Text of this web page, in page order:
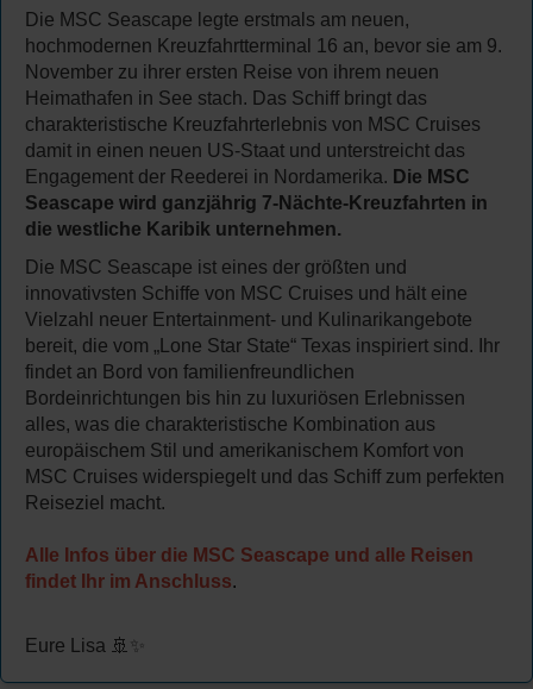
Die MSC Seascape legte erstmals am neuen,
hochmodernen Kreuzfahrtterminal 16 an, bevor sie am 9.
November zu ihrer ersten Reise von ihrem neuen
Heimathafen in See stach. Das Schiff bringt das
charakteristische Kreuzfahrterlebnis von MSC Cruises
damit in einen neuen US-Staat und unterstreicht das
Engagement der Reederei in Nordamerika. Die MSC
Seascape wird ganzjährig 7-Nächte-Kreuzfahrten in
die westliche Karibik unternehmen.
Die MSC Seascape ist eines der größten und
innovativsten Schiffe von MSC Cruises und hält eine
Vielzahl neuer Entertainment- und Kulinarikangebote
bereit, die vom „Lone Star State“ Texas inspiriert sind. Ihr
findet an Bord von familienfreundlichen
Bordeinrichtungen bis hin zu luxuriösen Erlebnissen
alles, was die charakteristische Kombination aus
europäischem Stil und amerikanischem Komfort von
MSC Cruises widerspiegelt und das Schiff zum perfekten
Reiseziel macht.
Alle Infos über die MSC Seascape und alle Reisen
findet Ihr im Anschluss.
Eure Lisa 🚢✨